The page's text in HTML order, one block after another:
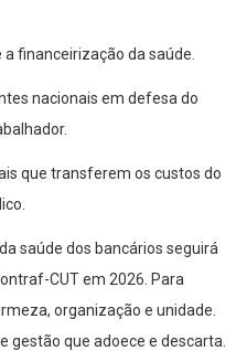
da saúde.
nacionais em defesa do
transferem os custos do
saúde dos bancários seguirá
CUT em 2026. Para
organização e unidade.
gestão que adoece e descarta.